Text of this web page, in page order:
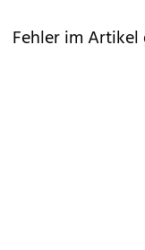
Fehler im